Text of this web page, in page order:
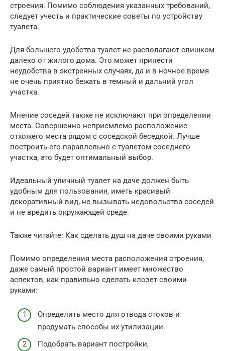
строения. Помимо соблюдения указанных требований,
следует учесть и практические советы по устройству
туалета.
Для большего удобства туалет не располагают слишком
далеко от жилого дома. Это может принести
неудобства в экстренных случаях, да и в ночное время
не очень приятно бежать в темный и дальний угол
участка.
Мнение соседей также не исключают при определении
места. Совершенно неприемлемо расположение
отхожего места рядом с соседской беседкой. Лучше
построить его параллельно с туалетом соседнего
участка, это будет оптимальный выбор.
Идеальный уличный туалет на даче должен быть
удобным для пользования, иметь красивый
декоративный вид, не вызывать недовольства соседей
и не вредить окружающей среде.
Также читайте: Как сделать душ на даче своими руками
Помимо определения места расположения строения,
даже самый простой вариант имеет множество
аспектов, как правильно сделать клозет своими
руками:
Определить место для отвода стоков и
продумать способы их утилизации.
Подобрать вариант постройки,